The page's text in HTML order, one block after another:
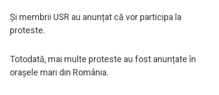
Și membrii USR au anunțat că vor participa la
proteste.
Totodată, mai multe proteste au fost anunțate în
orașele mari din România.